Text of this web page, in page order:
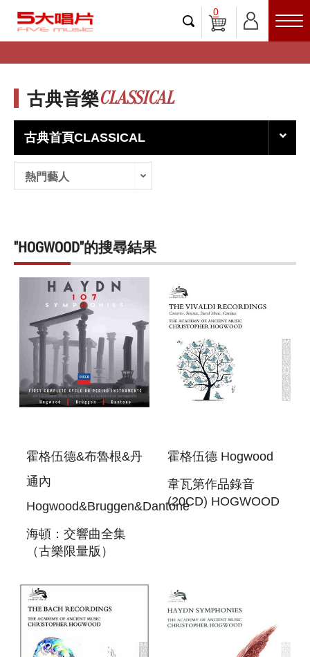
0
古典音樂CLASSICAL
古典首頁CLASSICAL
熱門藝人
"HOGWOOD"的搜尋結果
霍格伍德&布魯根&丹
通內
Hogwood&Bruggen&Dantone
海頓：交響曲全集
（古樂限量版）
SYMPHONIES
霍格伍德 Hogwood
韋瓦第作品錄音
(20CD) HOGWOOD